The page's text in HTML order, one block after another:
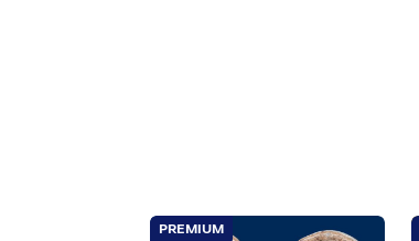
PREMIUM